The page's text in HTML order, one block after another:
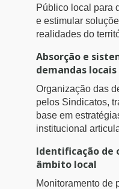
Público local para
e estimular
realidades do
Absorção e
demandas locais
Organização das
pelos Sindicatos,
base em
institucional
Identificação de
âmbito local
Monitoramento de